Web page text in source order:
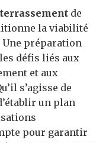
terrassement de
la viabilité
Une préparation
défis liés aux
et aux
s’agisse de
un plan
pour garantir